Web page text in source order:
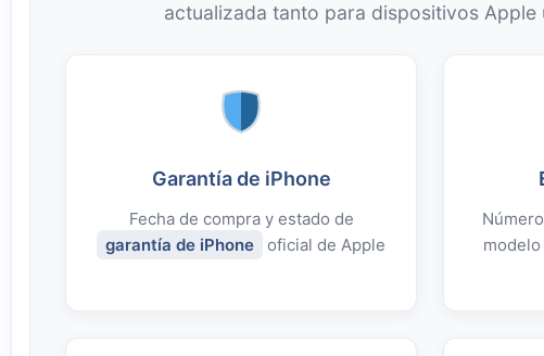
actualizada tanto para dispositivos
Garantía de iPhone
Fecha de compra y estado de
garantía de iPhone
oficial de Apple